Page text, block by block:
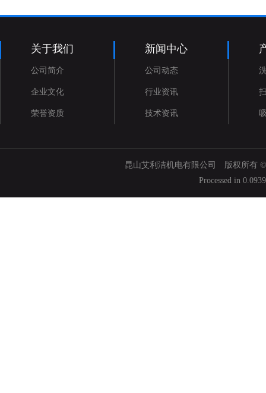
关于我们
公司简介
企业文化
荣誉资质
新闻中心
公司动态
行业资讯
技术资讯
昆山艾利洁机电有限公司 版权所有
Processed in